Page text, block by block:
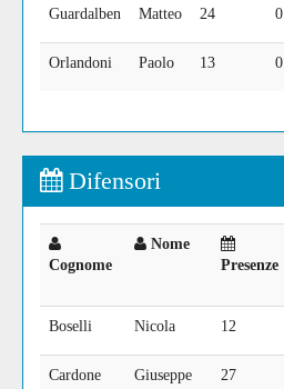
Guardalben Matteo 24 0
Orlandoni Paolo 13 0
Difensori
Cognome
Nome
Presenze
Boselli Nicola 12
Cardone Giuseppe 27